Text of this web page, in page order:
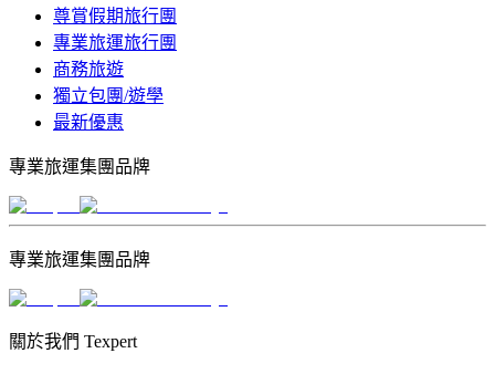
尊賞假期旅行團
專業旅運旅行團
商務旅遊
獨立包團/遊學
最新優惠
專業旅運集團品牌
專業旅運集團品牌
關於我們 Texpert